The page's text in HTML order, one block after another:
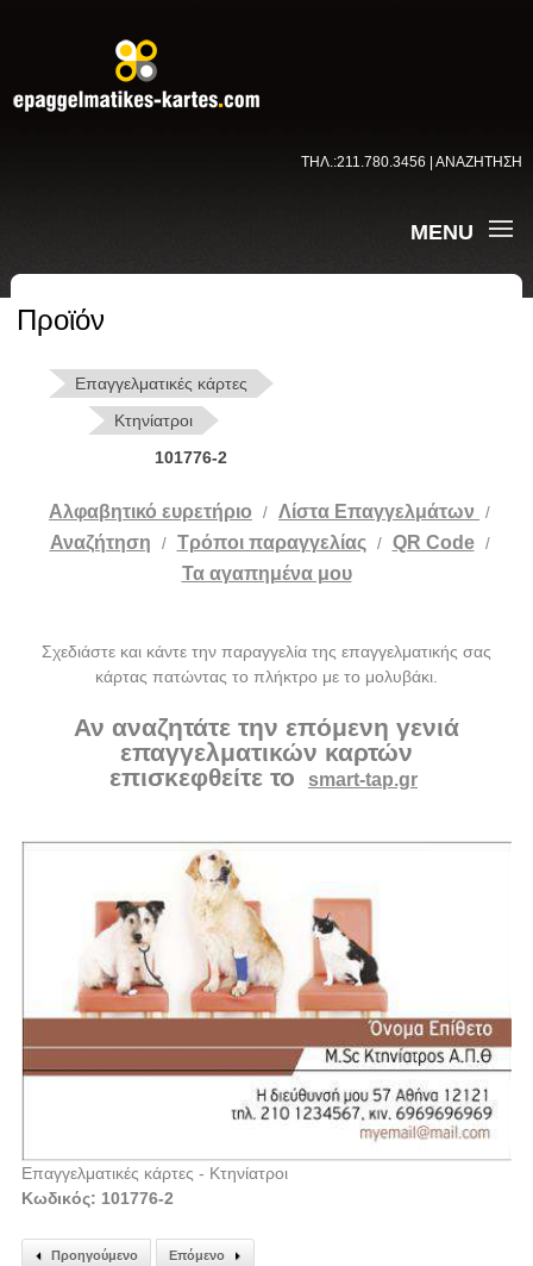
ΤΗΛ.:211.780.3456 | ΑΝΑΖΗΤΗΣΗ
MENU
Προϊόν
Επαγγελματικές κάρτες
Κτηνίατροι
101776-2
Αλφαβητικό ευρετήριο / Λίστα Επαγγελμάτων /
Αναζήτηση / Tρόποι παραγγελίας / QR Code /
Τα αγαπημένα μου
Σχεδιάστε και κάντε την παραγγελία της επαγγελματικής σας
κάρτας πατώντας το πλήκτρο με το μολυβάκι.
Αν αναζητάτε την επόμενη γενιά
επαγγελματικών καρτών
επισκεφθείτε το
smart-tap.gr
Επαγγελματικές κάρτες - Κτηνίατροι
Κωδικός: 101776-2
Προηγούμενο Επόμενο